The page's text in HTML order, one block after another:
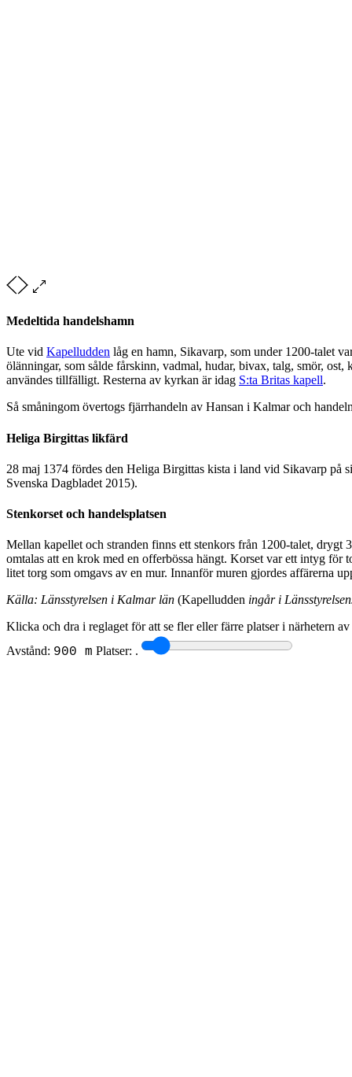
Medeltida handelshamn
Ute vid Kapelludden låg en hamn, Sikavarp, som under 1200-talet
ölänningar, som sålde fårskinn, vadmal, hudar, bivax, talg, smör,
användes tillfälligt. Resterna av kyrkan är idag S:ta Britas kapell.
Så småningom övertogs fjärrhandeln av Hansan i Kalmar och
Heliga Birgittas likfärd
28 maj 1374 fördes den Heliga Birgittas kista i land vid Sikavarp
Svenska Dagbladet 2015).
Stenkorset och handelsplatsen
Mellan kapellet och stranden finns ett stenkors från 1200-talet, drygt
omtalas att en krok med en offerbössa hängt. Korset var ett intyg
litet torg som omgavs av en mur. Innanför muren gjordes affärerna
Källa: Länsstyrelsen i Kalmar län (Kapelludden ingår i
Klicka och dra i reglaget för att se fler eller färre platser i närhetern
Avstånd: 900 m Platser: .